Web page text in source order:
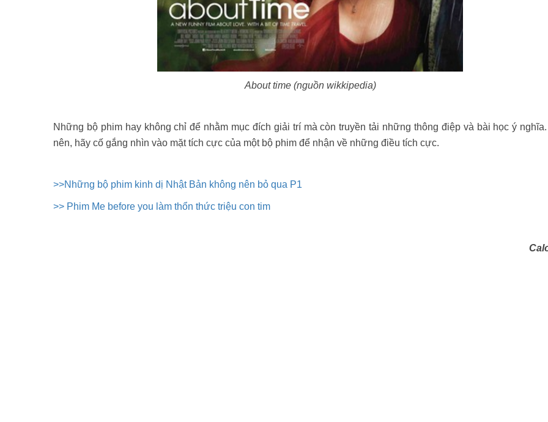
About time (nguồn wikkipedia)
Những bộ phim hay không chỉ để nhằm mục đích giải trí mà còn truyền tải những thông điệp và bài học ý
nên, hãy cố gắng nhìn vào mặt tích cực của một bộ phim để nhận về những điều tích cực.
>>Những bộ phim kinh dị Nhật Bản không nên bỏ qua P1
>> Phim Me before you làm thổn thức triệu con tim